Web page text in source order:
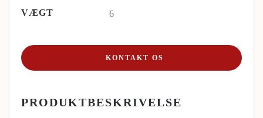
VÆGT 6
KONTAKT OS
PRODUKTBESKRIVELSE